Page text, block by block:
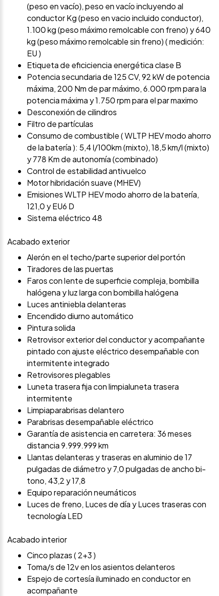
(peso en vacío), peso en vacío incluyendo al
conductor Kg (peso en vacio incluido conductor),
1.100 kg (peso máximo remolcable con freno) y 640
kg (peso máximo remolcable sin freno) ( medición:
EU )
Etiqueta de eficiciencia energética clase B
Potencia secundaria de 125 CV, 92 kW de potencia
máxima, 200 Nm de par máximo, 6.000 rpm para la
potencia máxima y 1.750 rpm para el par maximo
Desconexión de cilindros
Filtro de partículas
Consumo de combustible ( WLTP HEV modo ahorro
de la batería ): 5,4 l/100km (mixto), 18,5 km/l (mixto)
y 778 Km de autonomía (combinado)
Control de estabilidad antivuelco
Motor hibridación suave (MHEV)
Emisiones WLTP HEV modo ahorro de la batería,
121,0 y EU6 D
Sistema eléctrico 48
Acabado exterior
Alerón en el techo/parte superior del portón
Tiradores de las puertas
Faros con lente de superficie compleja, bombilla
halógena y luz larga con bombilla halógena
Luces antiniebla delanteras
Encendido diurno automático
Pintura solida
Retrovisor exterior del conductor y acompañante
pintado con ajuste eléctrico desempañable con
intermitente integrado
Retrovisores plegables
Luneta trasera fija con limpialuneta trasera
intermitente
Limpiaparabrisas delantero
Parabrisas desempañable eléctrico
Garantía de asistencia en carretera: 36 meses
distancia 9.999.999 km
Llantas delanteras y traseras en aluminio de 17
pulgadas de diámetro y 7,0 pulgadas de ancho bi-
tono, 43,2 y 17,8
Equipo reparación neumáticos
Luces de freno, Luces de día y Luces traseras con
tecnología LED
Acabado interior
Cinco plazas ( 2+3 )
Toma/s de 12v en los asientos delanteros
Espejo de cortesía iluminado en conductor en
acompañante